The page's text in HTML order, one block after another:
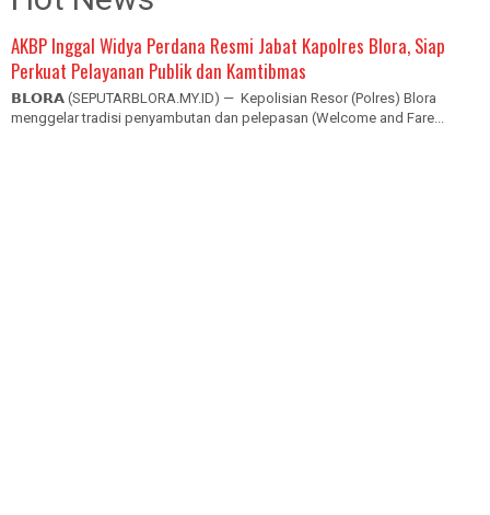
AKBP Inggal Widya Perdana Resmi Jabat Kapolres Blora, Siap
Perkuat Pelayanan Publik dan Kamtibmas
𝗕𝗟𝗢𝗥𝗔 (SEPUTARBLORA.MY.ID) — Kepolisian Resor (Polres) Blora
menggelar tradisi penyambutan dan pelepasan (Welcome and Fare...